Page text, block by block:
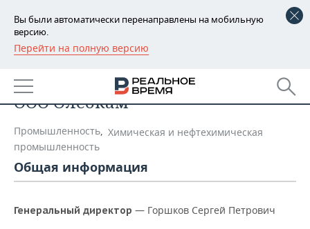
Вы были автоматически перенаправлены на мобильную
версию.
Перейти на полную версию
РЕГИОНЫ
БАШКОРТОСТАН
ТАТАРСТАН
УДМУРТИЯ
НОВОСТИ
НОВОСТИ АНАЛИТИКИ
ДЕКЛАРАЦИИ О ДОХОДАХ
КОРОЛИ ГОСЗАКАЗА ПФО
ЭКОНОМИКА
НОВОСТИ ЭКОНОМИКИ
ФИНАНСЫ
ПРОМЫШЛЕННОСТЬ
НОВОСТИ
ПРОМЫШЛЕННОСТИ
НЕДВИЖИМОСТЬ
ООО Олеокам
Промышленность, Химическая и нефтехимическая
промышленность
Общая информация
Генеральный директор — Горшков Сергей Петрович